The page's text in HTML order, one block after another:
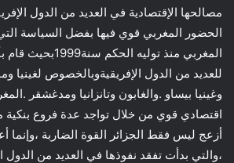
مصالحها الإقتصادية في العديد من الدول
الحضور المغربي قوي فيها بفضل السياسة
المغربي منذ توليه
للعديد من الدول الإفريقيةوبالخصوص لغينيا
وغينيا بيساو .والغابون وتانزانيا ومدغشقر
اقتصادي قوي من خلال تواجد عدة فروع بنكية
أزعج ليس فقط الجزائر القوة الضاربة ،وإنما
،والتي بدأت تفقد نفوذها في العديد من الدول